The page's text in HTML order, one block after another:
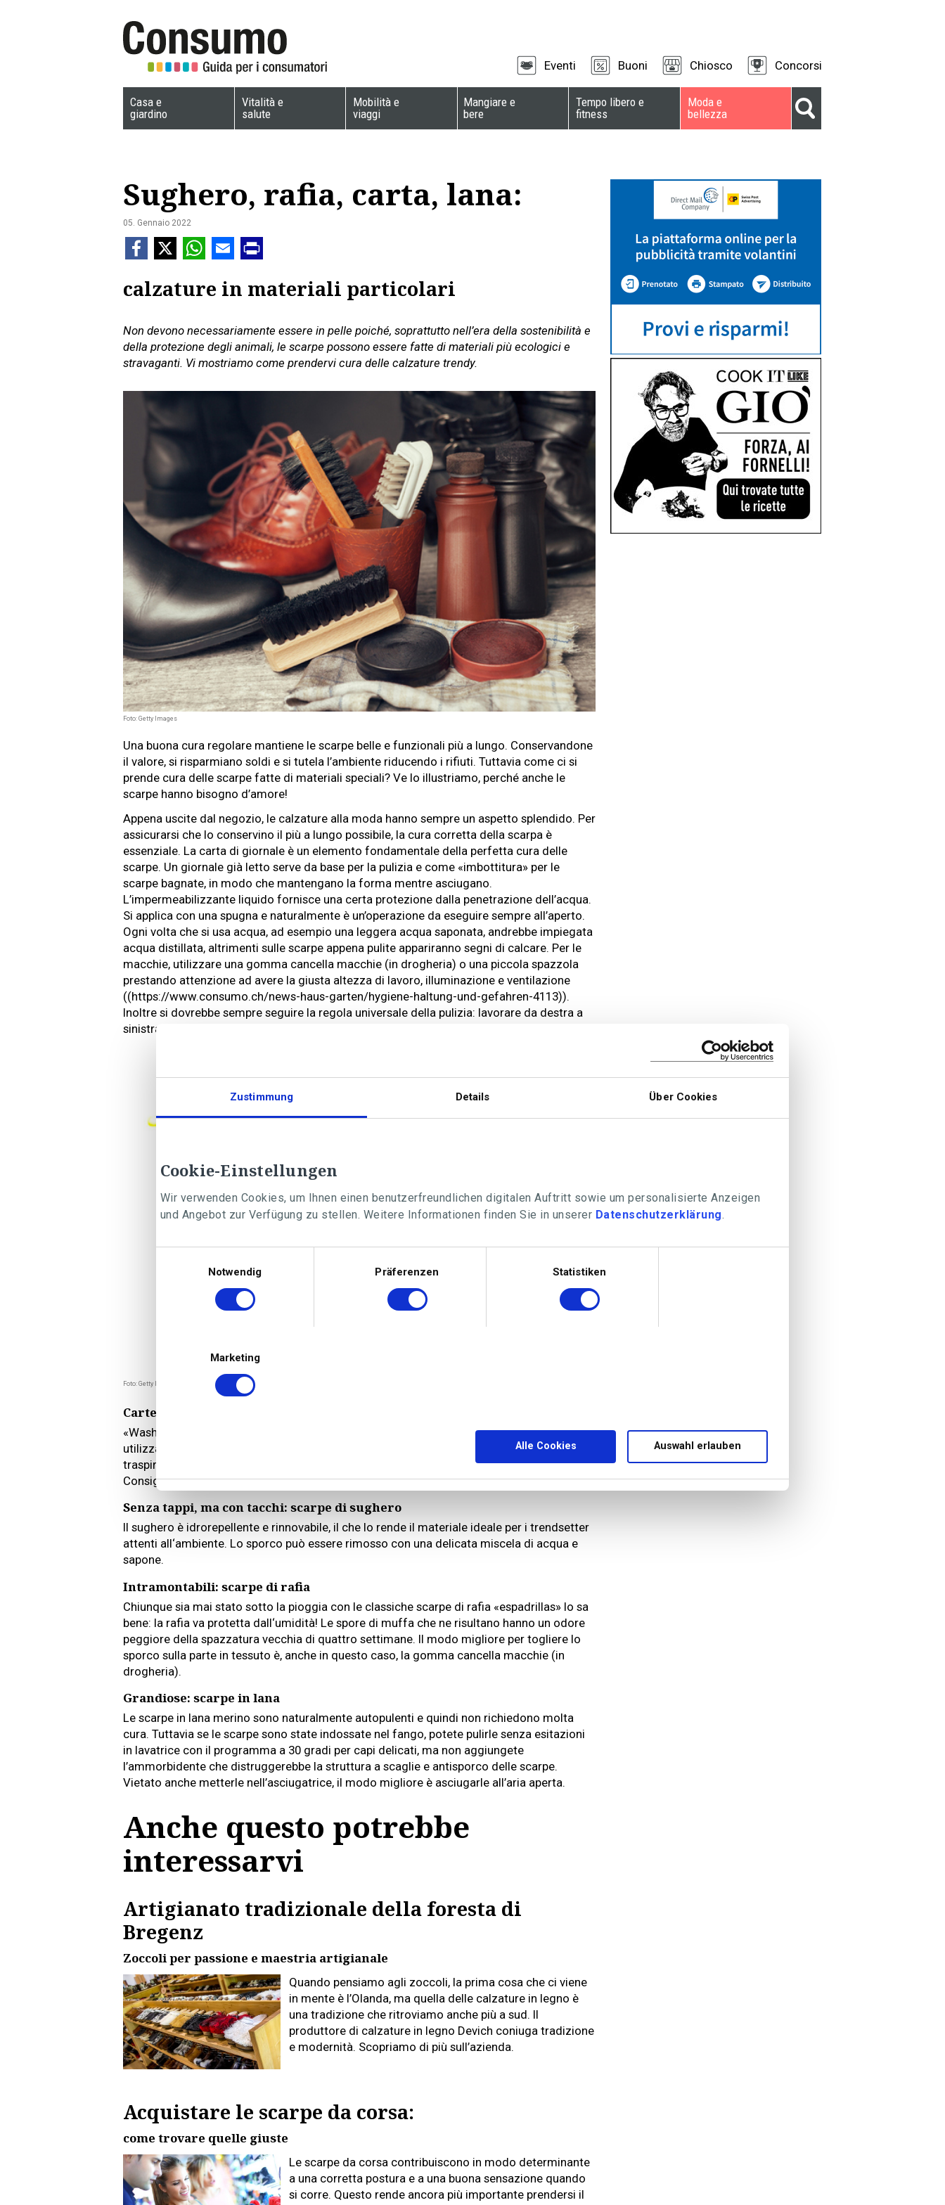
Zustimmung Details Über Cookies
Cookie-Einstellungen
Wir verwenden Cookies, um Ihnen einen benutzerfreundlichen digitalen Auftritt sowie um personalisierte Anzeigen
und Angebot zur Verfügung zu stellen. Weitere Informationen finden Sie in unserer Datenschutzerklärung.
Notwendig
Präferenzen Statistiken
Marketing
Auswahl erlauben
Alle Cookies
Eventi Buoni Chiosco Concorsi
Casa e
giardino
Vitalità e
salute
Mobilità e
viaggi
Mangiare e
bere
Tempo libero e
fitness
Moda e
bellezza
Sughero, rafia, carta, lana:
05. Gennaio 2022
calzature in materiali particolari
Non devono necessariamente essere in pelle poiché, soprattutto nell’era della sostenibilità e
della protezione degli animali, le scarpe possono essere fatte di materiali più ecologici e
stravaganti. Vi mostriamo come prendervi cura delle calzature trendy.
Foto: Getty Images
Una buona cura regolare mantiene le scarpe belle e funzionali più a lungo. Conservandone
il valore, si risparmiano soldi e si tutela l’ambiente riducendo i rifiuti. Tuttavia come ci si
prende cura delle scarpe fatte di materiali speciali? Ve lo illustriamo, perché anche le
scarpe hanno bisogno d’amore!
Appena uscite dal negozio, le calzature alla moda hanno sempre un aspetto splendido. Per
assicurarsi che lo conservino il più a lungo possibile, la cura corretta della scarpa è
essenziale. La carta di giornale è un elemento fondamentale della perfetta cura delle
scarpe. Un giornale già letto serve da base per la pulizia e come «imbottitura» per le
scarpe bagnate, in modo che mantengano la forma mentre asciugano.
L’impermeabilizzante liquido fornisce una certa protezione dalla penetrazione dell’acqua.
Si applica con una spugna e naturalmente è un’operazione da eseguire sempre all’aperto.
Ogni volta che si usa acqua, ad esempio una leggera acqua saponata, andrebbe impiegata
acqua distillata, altrimenti sulle scarpe appena pulite appariranno segni di calcare. Per le
macchie, utilizzare una gomma cancella macchie (in drogheria) o una piccola spazzola
prestando attenzione ad avere la giusta altezza di lavoro, illuminazione e ventilazione
((https://www.consumo.ch/news-haus-garten/hygiene-haltung-und-gefahren-4113)).
Inoltre si dovrebbe sempre seguire la regola universale della pulizia: lavorare da destra a
sinistra!
Foto: Getty Images
Carte in regola: scarpe di carta
«Washi» è il nome del materiale cartaceo che viene prodotto principalmente in Giappone e
utilizzato, tra le altre cose, per il restauro dei libri. Questo tessuto di carta robusto e
traspirante rende le scarpe particolarmente leggere e dà sollievo ai piedi stanchi.
Consiglio per la cura: tutto ciò che è umido danneggia le scarpe.
Senza tappi, ma con tacchi: scarpe di sughero
Il sughero è idrorepellente e rinnovabile, il che lo rende il materiale ideale per i trendsetter
attenti all‘ambiente. Lo sporco può essere rimosso con una delicata miscela di acqua e
sapone.
Intramontabili: scarpe di rafia
Chiunque sia mai stato sotto la pioggia con le classiche scarpe di rafia «espadrillas» lo sa
bene: la rafia va protetta dall‘umidità! Le spore di muffa che ne risultano hanno un odore
peggiore della spazzatura vecchia di quattro settimane. Il modo migliore per togliere lo
sporco sulla parte in tessuto è, anche in questo caso, la gomma cancella macchie (in
drogheria).
Grandiose: scarpe in lana
Le scarpe in lana merino sono naturalmente autopulenti e quindi non richiedono molta
cura. Tuttavia se le scarpe sono state indossate nel fango, potete pulirle senza esitazioni
in lavatrice con il programma a 30 gradi per capi delicati, ma non aggiungete
l’ammorbidente che distruggerebbe la struttura a scaglie e antisporco delle scarpe.
Vietato anche metterle nell’asciugatrice, il modo migliore è asciugarle all’aria aperta.
Anche questo potrebbe
interessarvi
Artigianato tradizionale della foresta di
Bregenz
Zoccoli per passione e maestria artigianale
Quando pensiamo agli zoccoli, la prima cosa che ci viene
in mente è l’Olanda, ma quella delle calzature in legno è
una tradizione che ritroviamo anche più a sud. Il
produttore di calzature in legno Devich coniuga tradizione
e modernità. Scopriamo di più sull’azienda.
Acquistare le scarpe da corsa:
come trovare quelle giuste
Le scarpe da corsa contribuiscono in modo determinante
a una corretta postura e a una buona sensazione quando
si corre. Questo rende ancora più importante prendersi il